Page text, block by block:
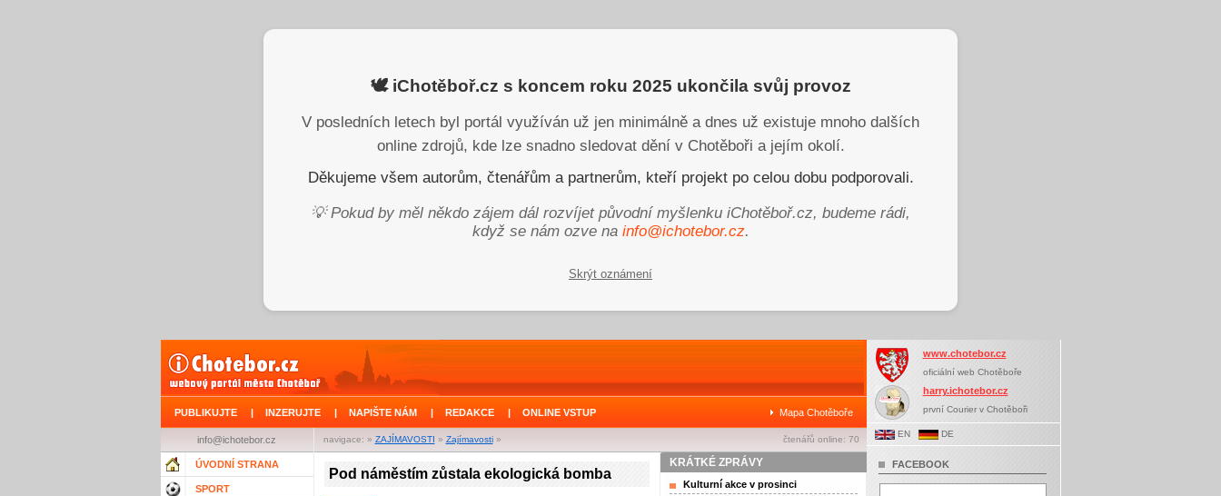
🕊️ iChotěboř.cz s koncem roku 2025 ukončila svůj provoz
V posledních letech byl portál využíván už jen minimálně a dnes už existuje mnoho dalších
online zdrojů, kde lze snadno sledovat dění v Chotěboři a jejím okolí.
Děkujeme všem autorům, čtenářům a partnerům, kteří projekt po celou dobu podporovali.
💡 Pokud by měl někdo zájem dál rozvíjet původní myšlenku iChotěboř.cz, budeme rádi,
když se nám ozve na info@ichotebor.cz.
Skrýt oznámení
PUBLIKUJTE | INZERUJTE | NAPIŠTE NÁM | REDAKCE | ONLINE VSTUP Mapa Chotěboře
navigace: » ZAJÍMAVOSTI » Zajímavosti» čtenářů online: 70
info@ichotebor.cz
ÚVODNÍ STRANA
SPORT
Pod náměstím zůstala ekologická bomba
KRÁTKÉ ZPRÁVY
Kulturní akce v prosinci
www.chotebor.cz
oficiální web Chotěboře
harry.ichotebor.cz
první Courier v Chotěboři
EN DE
FACEBOOK